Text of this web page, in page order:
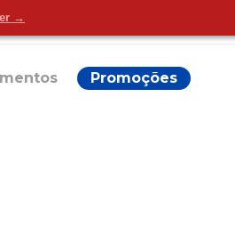
→
Promoções